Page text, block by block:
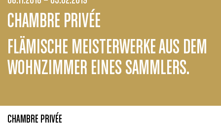
CHAMBRE PRIVÉE
FLÄMISCHE MEISTERWERKE AUS DEM
WOHNZIMMER EINES SAMMLERS.
CHAMBRE PRIVÉE